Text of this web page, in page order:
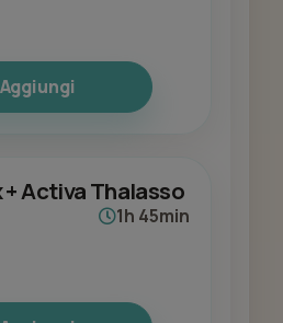
Aggiungi
+ Activa Thalasso
1h 45min